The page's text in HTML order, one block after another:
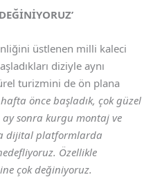
üstlenen milli kaleci
diziyle aynı
turizmini de ön plana
hafta önce başladık, çok güzel
sonra kurgu montaj ve
dijital platformlarda
Özellikle
çok değiniyoruz.